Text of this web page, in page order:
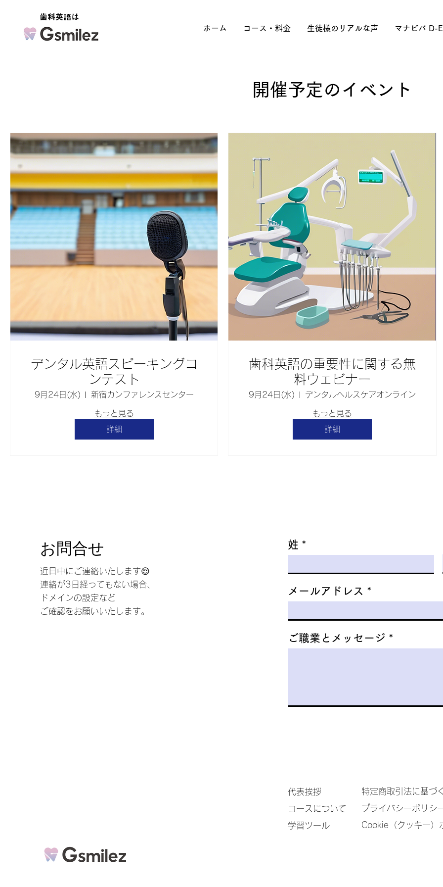
歯科英語は
ホーム
コース・料金 生徒様のリアルな声 マナビバ D-
開催予定のイベント
デンタル英語スピーキングコ
ンテスト
9月24日(水) 新宿カンファレンスセンター
もっと見る
詳細
歯科英語の重要性に関する無
料ウェビナー
9月24日(水) デンタルヘルスケアオンライン
もっと見る
詳細
​お問合せ
近日中にご連絡いたします😌
連絡が3日経ってもない場合、
ドメインの設定など
ご確認をお願いいたします。
姓
メールアドレス
ご職業とメッセージ
代表挨拶
コースについて
学習ツール
特定商取引法に基づ
プライバシーポリシ
Cookie（クッキー）